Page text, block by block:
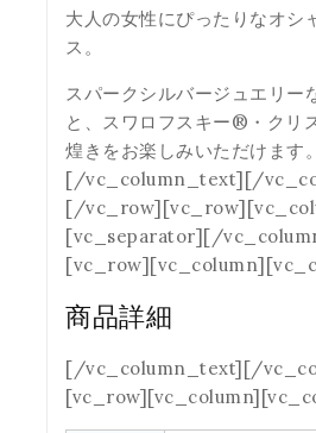
大人の女性にぴったりなオシ
ス。
スパークシルバージュエリー
と、スワロフスキー®・クリ
煌きをお楽しみいただけます。
[/vc_column_text][/
[/
[vc_separator][/
商品詳細
[/vc_column_text][/